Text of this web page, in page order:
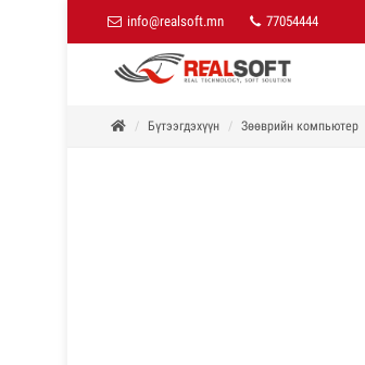
info@realsoft.mn 77054444
Бүтээгдэхүүн Зөөврийн компьютер